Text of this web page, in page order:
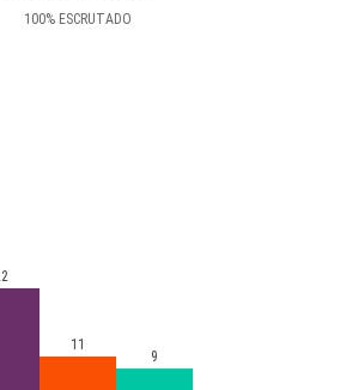
100% ESCRUTADO
11
9